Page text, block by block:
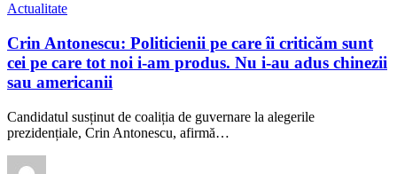
Actualitate
Crin Antonescu: Politicienii pe care îi criticăm sunt
cei pe care tot noi i-am produs. Nu i-au adus chinezii
sau americanii
Candidatul susținut de coaliția de guvernare la alegerile
prezidențiale, Crin Antonescu, afirmă…